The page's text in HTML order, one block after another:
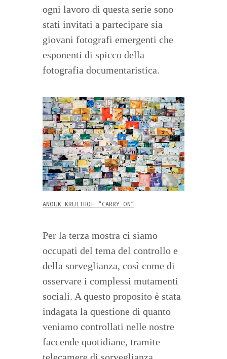
ogni lavoro di questa serie sono
stati invitati a partecipare sia
giovani fotografi emergenti che
esponenti di spicco della
fotografia documentaristica.
ANOUK KRUITHOF “CARRY ON”
Per la terza mostra ci siamo
occupati del tema del controllo e
della sorveglianza, così come di
osservare i complessi mutamenti
sociali. A questo proposito è stata
indagata la questione di quanto
veniamo controllati nelle nostre
faccende quotidiane, tramite